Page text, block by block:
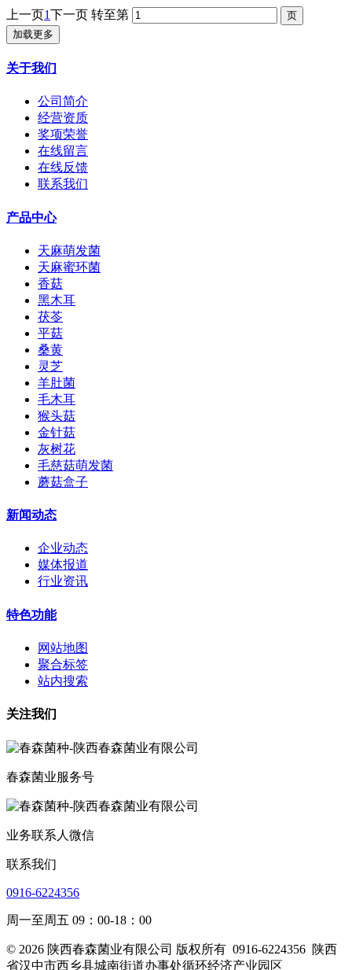
上一页1下一页 转至第
加载更多
关于我们
公司简介
经营资质
奖项荣誉
在线留言
在线反馈
联系我们
产品中心
天麻萌发菌
天麻蜜环菌
香菇
黑木耳
茯苓
平菇
桑黄
灵芝
羊肚菌
毛木耳
猴头菇
金针菇
灰树花
毛慈菇萌发菌
蘑菇盒子
新闻动态
企业动态
媒体报道
行业资讯
特色功能
网站地图
聚合标签
站内搜索
关注我们
春森菌业服务号
业务联系人微信
联系我们
0916-6224356
周一至周五 09：00-18：00
© 2026 陕西春森菌业有限公司 版权所有 0916-6224356 陕西
省汉中市西乡县城南街道办事处循环经济产业园区